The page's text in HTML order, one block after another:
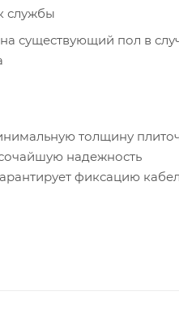
службы
существующий пол в
толщину
надежность
фиксацию